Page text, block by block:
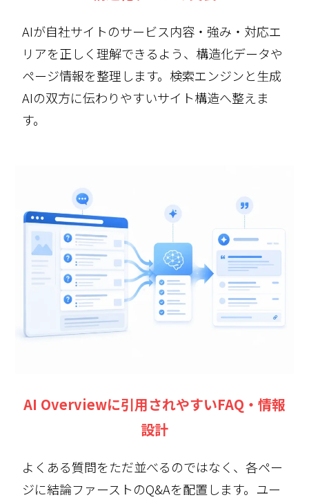
AIが自社サイトのサービス内容・強み・対応エ
リアを正しく理解できるよう、構造化データや
ページ情報を整理します。検索エンジンと生成
AIの双方に伝わりやすいサイト構造へ整えま
す。
AI Overviewに引用されやすいFAQ・情報
設計
よくある質問をただ並べるのではなく、各ペー
ジに結論ファーストのQ&Aを配置します。ユー